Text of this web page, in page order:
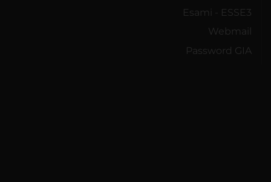
Esami - ESSE3
Webmail
Password GIA